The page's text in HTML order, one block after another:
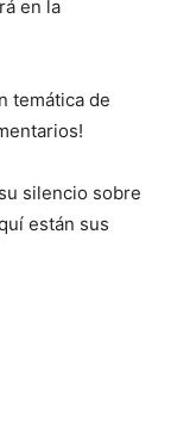
en la
temática de
silencio sobre
están sus